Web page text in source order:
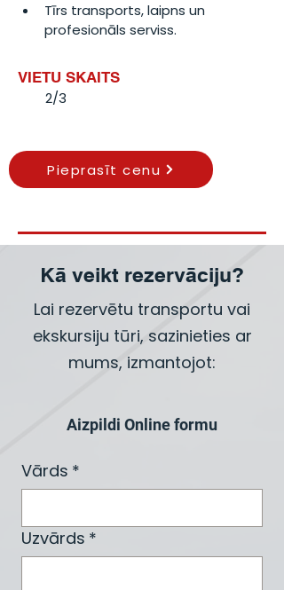
Tīrs transports, laipns un
profesionāls serviss.
VIETU SKAITS
2/3
Pieprasīt cenu
Kā veikt rezervāciju?
Lai rezervētu transportu vai
ekskursiju tūri, sazinieties ar
mums, izmantojot:
Aizpildi Online formu
Vārds *
Uzvārds *